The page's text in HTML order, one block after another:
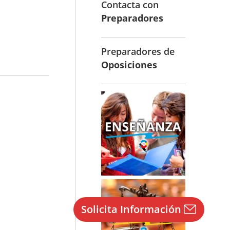
Solicita Información
Contacta con
Preparadores
Preparadores de
Oposiciones